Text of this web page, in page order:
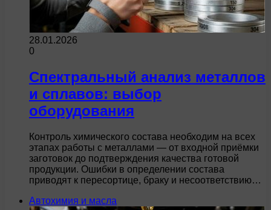
28.01.2026
0
Спектральный анализ металлов
и сплавов: выбор
оборудования
Контроль химического состава необходим на всех
этапах работы с металлами — от входной приёмки
заготовок до подтверждения качества готовой
продукции. Ошибки в определении состава
приводят к пересортице, браку и несоответствию…
Автохимия и масла